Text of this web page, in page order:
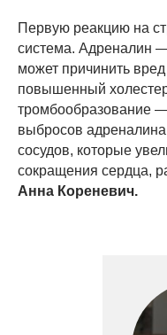
Первую реакцию на
система. Адреналин
может причинить
повышенный
тромбообразование
выбросов
сосудов, которые
сокращения сердца,
Анна Кореневич.